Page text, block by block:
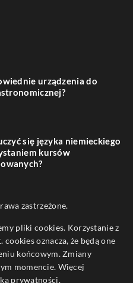
urządzenia do
się języka niemieckiego
kursów
zastrzeżone.
pliki cookies. Korzystanie z
oznacza, że będą one
końcowym. Zmiany
momencie. Więcej
prywatności.